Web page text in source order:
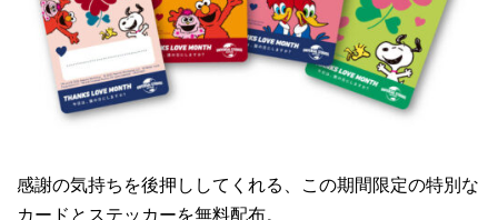
感謝の気持ちを後押ししてくれる、この期間限定の特別な
カードとステッカーを無料配布。